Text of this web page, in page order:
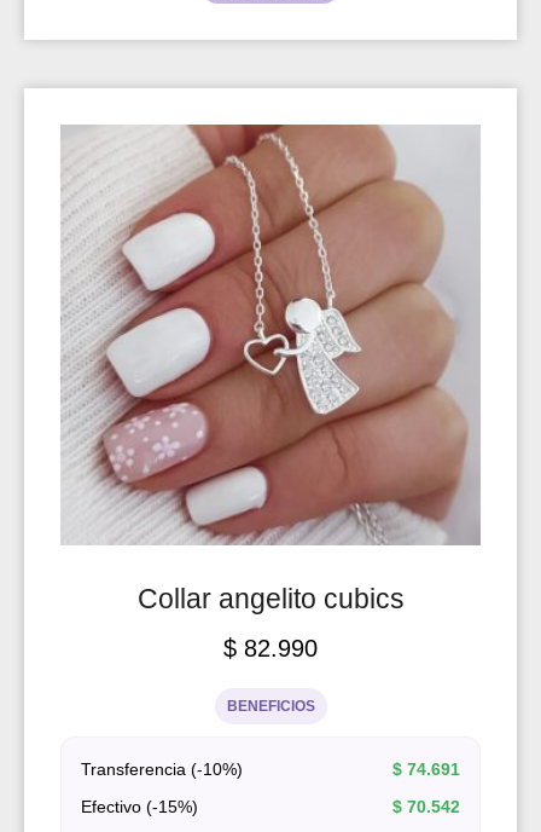
Collar angelito cubics
$ 82.990
BENEFICIOS
Transferencia (-10%) $ 74.691
Efectivo (-15%)
$ 70.542